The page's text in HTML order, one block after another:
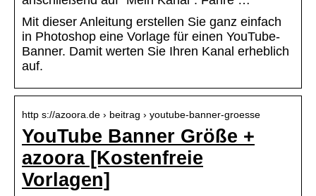
Mit dieser Anleitung erstellen Sie ganz einfach
in Photoshop eine Vorlage für einen YouTube-
Banner. Damit werten Sie Ihren Kanal erheblich
auf.
http s://azoora.de › beitrag › youtube-banner-groesse
YouTube Banner Größe +
azoora [Kostenfreie
Vorlagen]